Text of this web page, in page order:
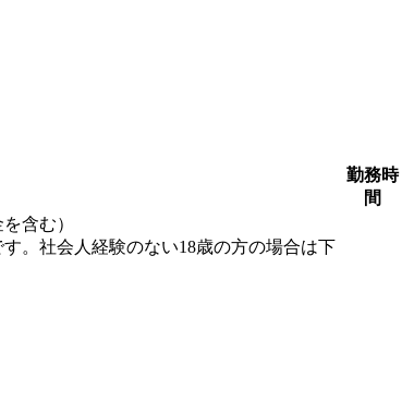
含む）
。社会人経験のない18歳の方の場合は下
勤務時
間